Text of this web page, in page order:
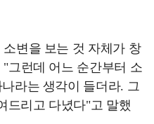
변을 보는 것 자체가 창
그런데 어느 순간부터 소
라는 생각이 들더라. 그
드리고 다녔다"고 말했